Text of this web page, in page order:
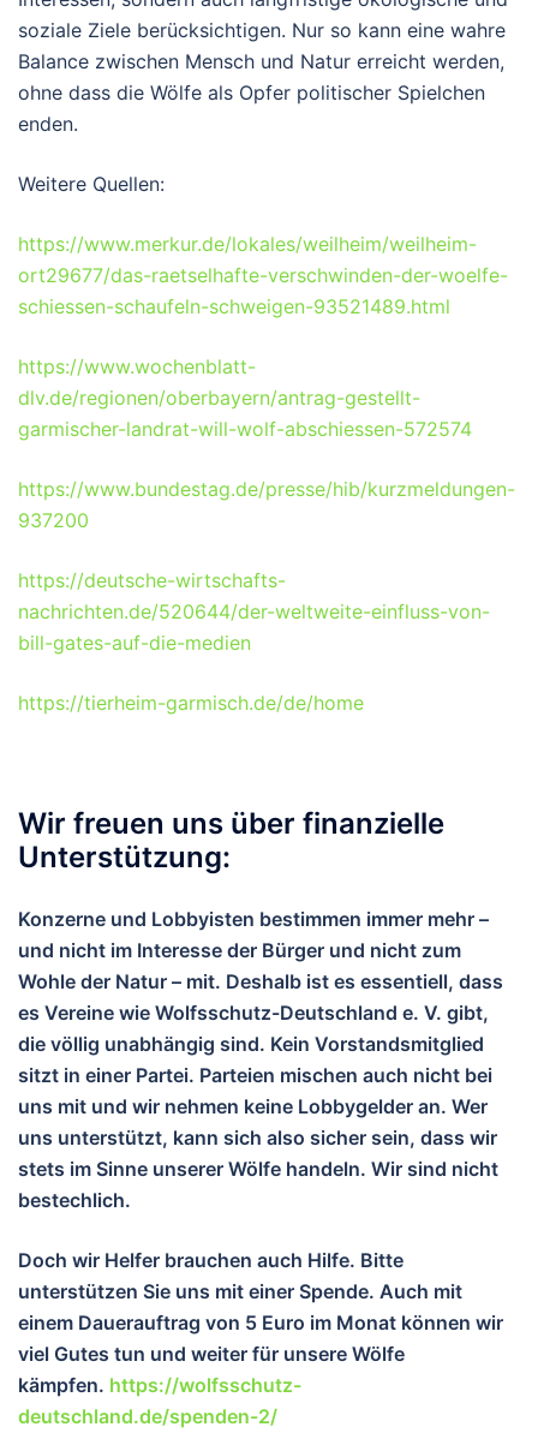
soziale Ziele berücksichtigen. Nur so kann eine wahre
Balance zwischen Mensch und Natur erreicht werden,
ohne dass die Wölfe als Opfer politischer Spielchen
enden.
Weitere Quellen:
https://www.merkur.de/lokales/weilheim/weilheim-
ort29677/das-raetselhafte-verschwinden-der-woelfe-
schiessen-schaufeln-schweigen-93521489.html
https://www.wochenblatt-
dlv.de/regionen/oberbayern/antrag-gestellt-
garmischer-landrat-will-wolf-abschiessen-572574
https://www.bundestag.de/presse/hib/kurzmeldungen-
937200
https://deutsche-wirtschafts-
nachrichten.de/520644/der-weltweite-einfluss-von-
bill-gates-auf-die-medien
https://tierheim-garmisch.de/de/home
Wir freuen uns über finanzielle
Unterstützung:
Konzerne und Lobbyisten bestimmen immer mehr –
und nicht im Interesse der Bürger und nicht zum
Wohle der Natur – mit. Deshalb ist es essentiell, dass
es Vereine wie Wolfsschutz-Deutschland e. V. gibt,
die völlig unabhängig sind. Kein Vorstandsmitglied
sitzt in einer Partei. Parteien mischen auch nicht bei
uns mit und wir nehmen keine Lobbygelder an. Wer
uns unterstützt, kann sich also sicher sein, dass wir
stets im Sinne unserer Wölfe handeln. Wir sind nicht
bestechlich.
Doch wir Helfer brauchen auch Hilfe. Bitte
unterstützen Sie uns mit einer Spende. Auch mit
einem Dauerauftrag von 5 Euro im Monat können wir
viel Gutes tun und weiter für unsere Wölfe
kämpfen. https://wolfsschutz-
deutschland.de/spenden-2/